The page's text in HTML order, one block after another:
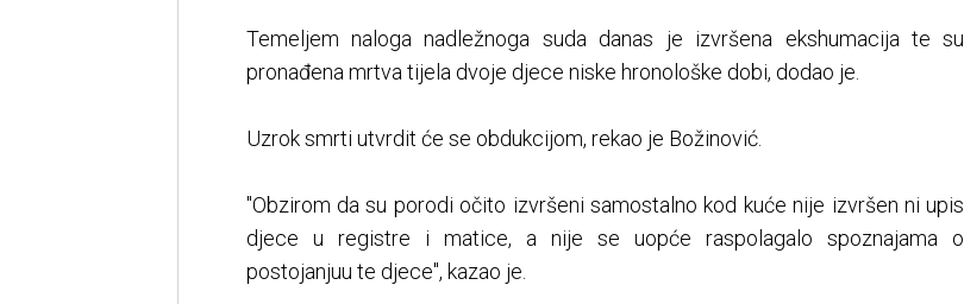
Temeljem naloga nadležnoga suda danas je izvršena ekshumacija te su
pronađena mrtva tijela dvoje djece niske hronološke dobi, dodao je.
Uzrok smrti utvrdit će se obdukcijom, rekao je Božinović.
"Obzirom da su porodi očito izvršeni samostalno kod kuće nije izvršen ni upis
djece u registre i matice, a nije se uopće raspolagalo spoznajama o
postojanjuu te djece", kazao je.